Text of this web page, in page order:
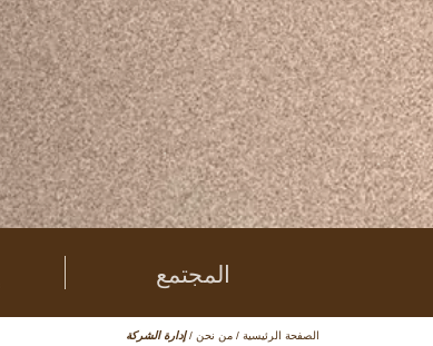
المجتمع
الصفحة الرئيسية / من نحن / إدارة الشركة